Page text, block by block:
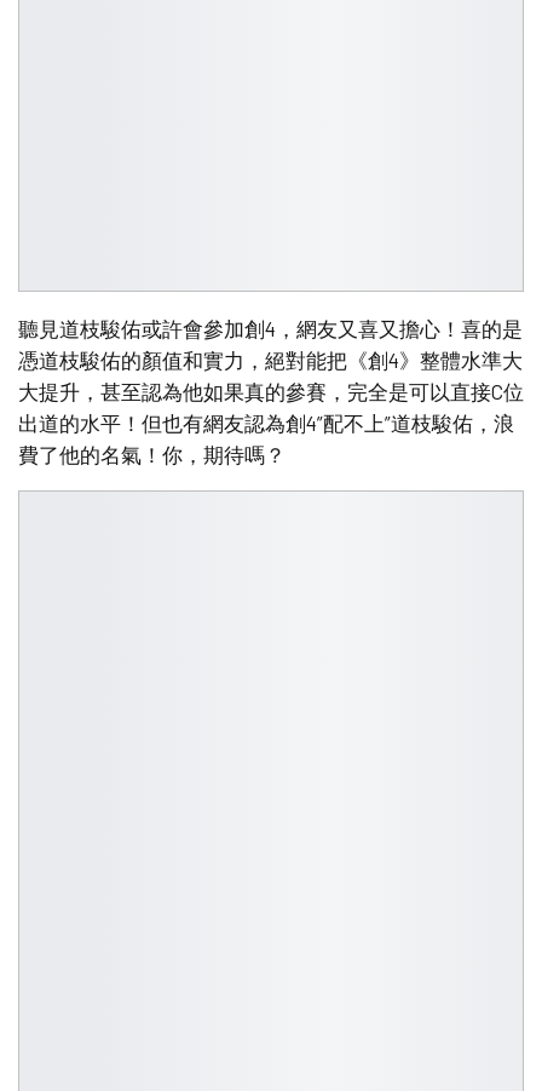
聽見道枝駿佑或許會參加創4，網友又喜又擔心！喜的是
憑道枝駿佑的顏值和實力，絕對能把《創4》整體水準大
大提升，甚至認為他如果真的參賽，完全是可以直接C位
出道的水平！但也有網友認為創4”配不上”道枝駿佑，浪
費了他的名氣！你，期待嗎？